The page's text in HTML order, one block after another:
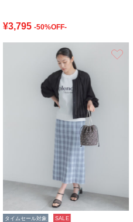
¥3,795 -50%OFF-
タイムセール対象 SALE